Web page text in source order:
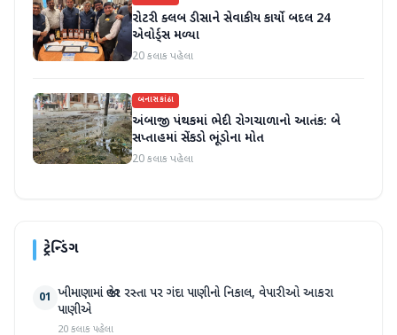
રોટરી ક્લબ ડીસાને સેવાકીય કાર્યો બદલ 24
એવોર્ડ્સ મળ્યા
20 કલાક પહેલા
બનાસકાંઠા
અંબાજી પંથકમાં ભેદી રોગચાળાનો આતંક: બે
સપ્તાહમાં સેંકડો ભૂંડોના મોત
20 કલાક પહેલા
ટ્રેન્ડિંગ
01 ખીમાણામાં જાહેર રસ્તા પર ગંદા પાણીનો નિકાલ, વેપારીઓ આકરા
પાણીએ
20 કલાક પહેલા